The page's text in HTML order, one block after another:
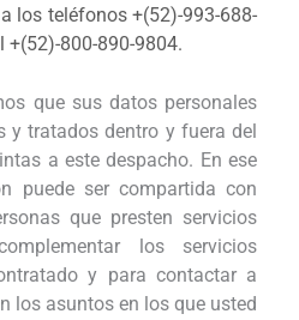
los teléfonos +(52)-993-688-
800-890-9804.
que sus datos personales
y tratados dentro y fuera del
a este despacho. En ese
puede ser compartida con
que presten servicios
los servicios
y para contactar a
los asuntos en los que usted